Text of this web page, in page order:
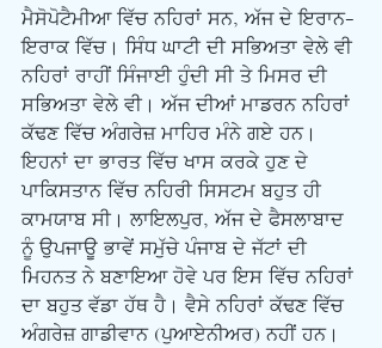
ਮੈਸੋਪੋਟੈਮੀਆ ਵਿੱਚ ਨਹਿਰਾਂ ਸਨ, ਅੱਜ ਦੇ ਇਰਾਨ-
ਇਰਾਕ ਵਿੱਚ। ਸਿੰਧ ਘਾਟੀ ਦੀ ਸਭਿਅਤਾ ਵੇਲੇ ਵੀ
ਨਹਿਰਾਂ ਰਾਹੀਂ ਸਿੰਜਾਈ ਹੁੰਦੀ ਸੀ ਤੇ ਮਿਸਰ ਦੀ
ਸਭਿਅਤਾ ਵੇਲੇ ਵੀ। ਅੱਜ ਦੀਆਂ ਮਾਡਰਨ ਨਹਿਰਾਂ
ਕੱਢਣ ਵਿੱਚ ਅੰਗਰੇਜ਼ ਮਾਹਿਰ ਮੰਨੇ ਗਏ ਹਨ।
ਇਹਨਾਂ ਦਾ ਭਾਰਤ ਵਿੱਚ ਖਾਸ ਕਰਕੇ ਹੁਣ ਦੇ
ਪਾਕਿਸਤਾਨ ਵਿੱਚ ਨਹਿਰੀ ਸਿਸਟਮ ਬਹੁਤ ਹੀ
ਕਾਮਯਾਬ ਸੀ। ਲਾਇਲਪੁਰ, ਅੱਜ ਦੇ ਫੈਸਲਾਬਾਦ
ਨੂੰ ਉਪਜਾਊ ਭਾਵੇਂ ਸਮੁੱਚੇ ਪੰਜਾਬ ਦੇ ਜੱਟਾਂ ਦੀ
ਮਿਹਨਤ ਨੇ ਬਣਾਇਆ ਹੋਵੇ ਪਰ ਇਸ ਵਿੱਚ ਨਹਿਰਾਂ
ਦਾ ਬਹੁਤ ਵੱਡਾ ਹੱਥ ਹੈ। ਵੈਸੇ ਨਹਿਰਾਂ ਕੱਢਣ ਵਿੱਚ
ਅੰਗਰੇਜ਼ ਗਾਡੀਵਾਨ (ਪੁਆਏਨੀਅਰ) ਨਹੀਂ ਹਨ।